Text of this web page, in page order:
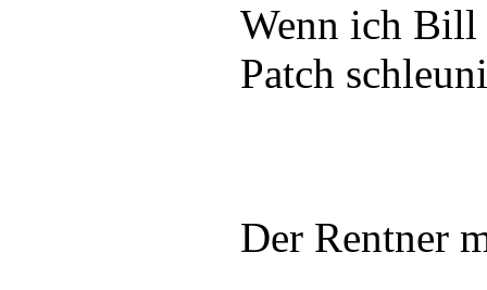
Wenn ich Bill
Patch
Der Rentner